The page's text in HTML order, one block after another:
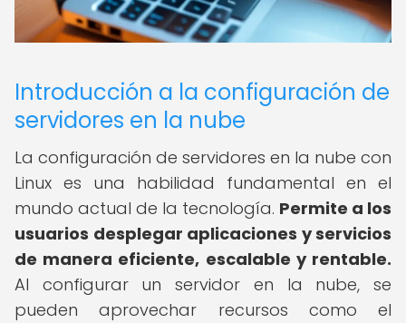
Introducción a la configuración de
servidores en la nube
La configuración de servidores en la nube con
Linux es una habilidad fundamental en el
mundo actual de la tecnología. Permite a los
usuarios desplegar aplicaciones y servicios
de manera eficiente, escalable y rentable.
Al configurar un servidor en la nube, se
pueden aprovechar recursos como el